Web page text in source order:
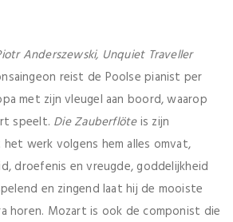
Anderszewski, Unquiet Traveller
reist de Poolse pianist per
met zijn vleugel aan boord, waarop
speelt. Die Zauberflöteis zijn
werk volgens hem alles omvat,
droefenis en vreugde, goddelijkheid
en zingend laat hij de mooiste
horen. Mozart is ook de componist die